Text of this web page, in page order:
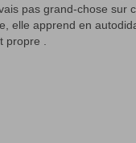
pas grand-chose sur
elle apprend en
.